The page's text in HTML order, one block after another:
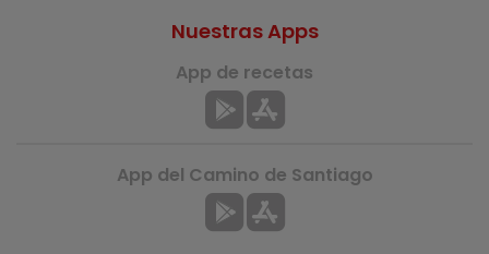
Nuestras Apps
App de recetas
App del Camino de Santiago